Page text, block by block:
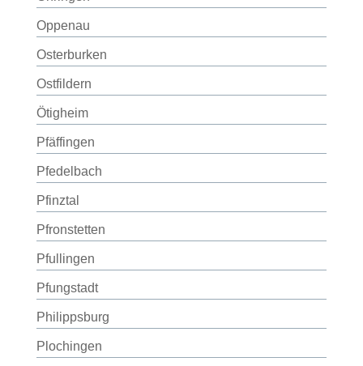
Oppenau
Osterburken
Ostfildern
Ötigheim
Pfäffingen
Pfedelbach
Pfinztal
Pfronstetten
Pfullingen
Pfungstadt
Philippsburg
Plochingen